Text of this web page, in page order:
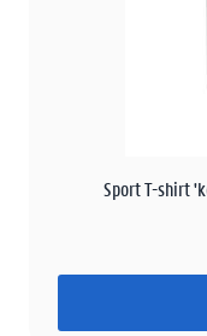
Sport T-shirt